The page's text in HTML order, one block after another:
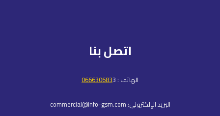
اتصل بنا
الهاتف : 0666306833
البريد الإلكتروني: commercial@info-gsm.com